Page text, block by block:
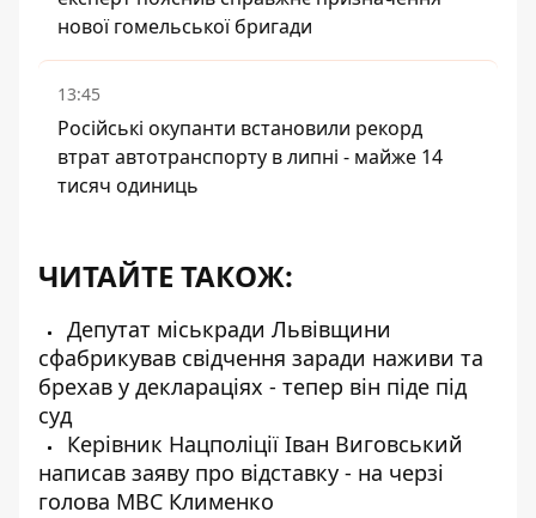
нової гомельської бригади
13:45
Російські окупанти встановили рекорд
втрат автотранспорту в липні - майже 14
тисяч одиниць
ЧИТАЙТЕ ТАКОЖ:
Депутат міськради Львівщини
сфабрикував свідчення заради наживи та
брехав у деклараціях - тепер він піде під
суд
Керівник Нацполіції Іван Виговський
написав заяву про відставку - на черзі
голова МВС Клименко